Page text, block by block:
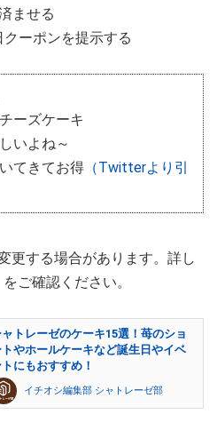
ませる
ーポンを提示する
ーズケーキ
いよね～
てきてお得 （Twitterより引
更する場合があります。詳し
ご確認ください。
ャトレーゼのケーキ15選！苺のショ
トやホールケーキなど誕生日やイベ
トにもおすすめ！
イチオシ編集部 シャトレーゼ部